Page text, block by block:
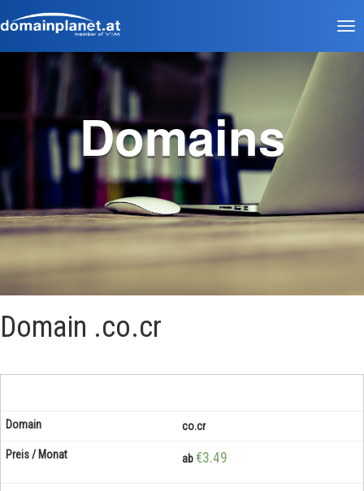
Domains
Domain .co.cr
co.cr
ab€3.49